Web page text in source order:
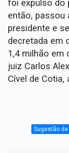
foi expulso do
então, passou
presidente e
decretada em
1,4 milhão em
juiz Carlos
Cível de Cotia,
Sugestão de